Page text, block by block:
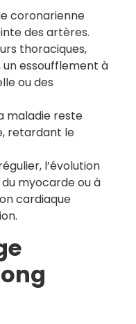
coronarienne
des artères.
thoraciques,
essoufflement à
ou des
maladie reste
retardant le
l’évolution
myocarde ou à
cardiaque